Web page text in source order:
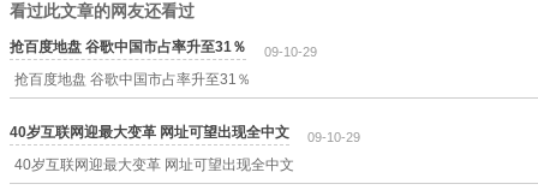
看过此文章的网友还看过
抢百度地盘 谷歌中国市占率升至31％ 09-10-29
抢百度地盘 谷歌中国市占率升至31％
40岁互联网迎最大变革 网址可望出现全中文 09-10-29
40岁互联网迎最大变革 网址可望出现全中文